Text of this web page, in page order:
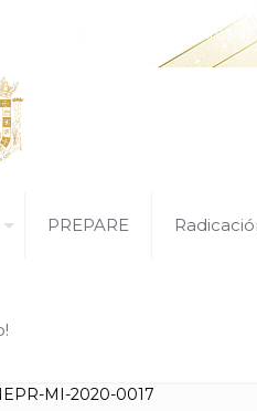
Comunícate con nosotros al
PREPARE
MI-2020-0017